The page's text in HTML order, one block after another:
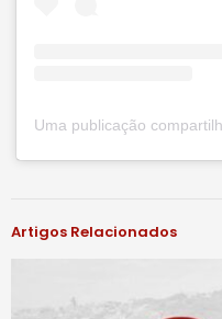
#notíciassbu
Artigos Relacionados